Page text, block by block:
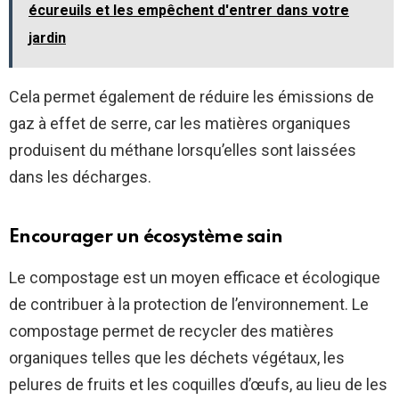
écureuils et les empêchent d'entrer dans votre
jardin
Cela permet également de réduire les émissions de
gaz à effet de serre, car les matières organiques
produisent du méthane lorsqu’elles sont laissées
dans les décharges.
Encourager un écosystème sain
Le compostage est un moyen efficace et écologique
de contribuer à la protection de l’environnement. Le
compostage permet de recycler des matières
organiques telles que les déchets végétaux, les
pelures de fruits et les coquilles d’œufs, au lieu de les